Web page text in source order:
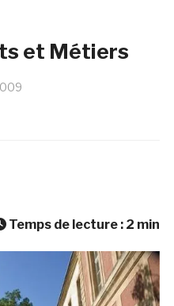
et Métiers
Temps de lecture : 2 min